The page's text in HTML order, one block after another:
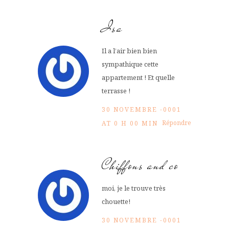
Isa
Il a l’air bien bien
sympathique cette
appartement ! Et quelle
terrasse !
30 NOVEMBRE -0001
AT 0 H 00 MIN Répondre
Chiffons and co
moi, je le trouve très
chouette!
30 NOVEMBRE -0001